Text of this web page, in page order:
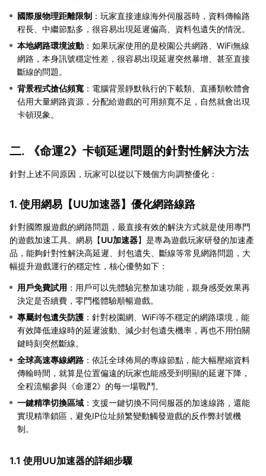
國際服物理距離限制 ：玩家直接連線海外伺服器時，資料傳輸路
程長、中繼節點多，很容易出現延遲偏高、資料包遺失的情況。
本地網路環境波動 ：如果玩家使用的是校園公共網路、WiFi無線
網路，本身訊號穩定性差，很容易出現延遲突然暴增、甚至直接
斷線的問題。
背景程式搶佔頻寬 ：電腦背景靜默執行的下載類、直播類軟體會
佔用大量網路資源，分配給遊戲的可用頻寬不足，自然就會出現
卡頓現象。
二. 《命運2》卡頓延遲問題的針對性解決方法
針對上述不同原因，玩家可以從以下幾個方向調整優化：
1. 使用網易【UU加速器】優化網路線路
針對國際服遊戲的網路問題，最直接有效的解決方式就是使用專門
的遊戲加速工具。網易【UU加速器】是專為遊戲玩家研發的加速產
品，能夠針對性解決高延遲、封包遺失、斷線等常見網路問題，大
幅提升遊戲運行的穩定性，核心優勢如下：
用戶免費試用 ：用戶可以先體驗完整加速功能，親身感受效果再
決定是否續費，零門檻體驗順暢遊戲。
專屬封包遺失防護 ：針對校園網、WiFi等不穩定的網路環境，能
有效降低連線時的延遲波動、減少封包遺失機率，再也不用怕關
鍵時刻突然斷線。
全球高速專線網路 ：依託全球佈局的專線節點，能大幅壓縮資料
傳輸時間，就算是位置偏遠的玩家也能感受到明顯的延遲下降，
全程流暢參與《命運2》的每一場戰鬥。
一鍵精準切換區域 ：支援一鍵切換不同伺服器的加速線路，還能
實現精準鎖區，避免IP位址頻繁變動觸發遊戲的反作弊封號機
制。
1.1 使用UU加速器的詳細步驟